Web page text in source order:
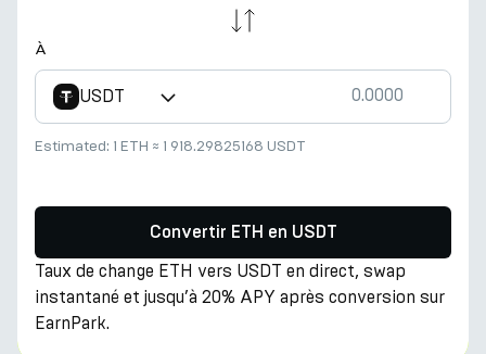
À
USDT
Estimated: 1 ETH ≈ 1 918.29825168 USDT
Convertir ETH en USDT
Taux de change ETH vers USDT en direct, swap
instantané et jusqu’à 20% APY après conversion sur
EarnPark.